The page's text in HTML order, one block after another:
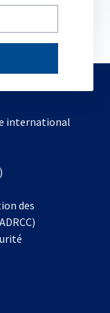
international
des